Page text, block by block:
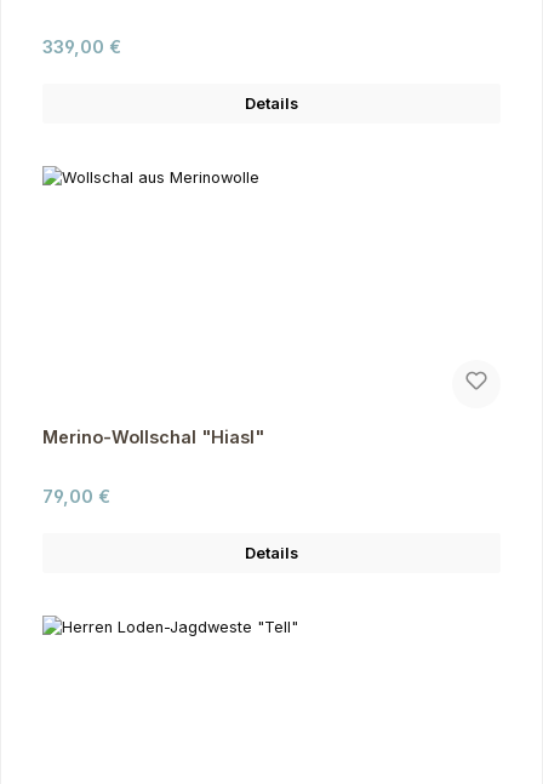
Regulärer Preis:
339,00 €
Details
Merino-Wollschal "Hiasl"
Regulärer Preis:
79,00 €
Details